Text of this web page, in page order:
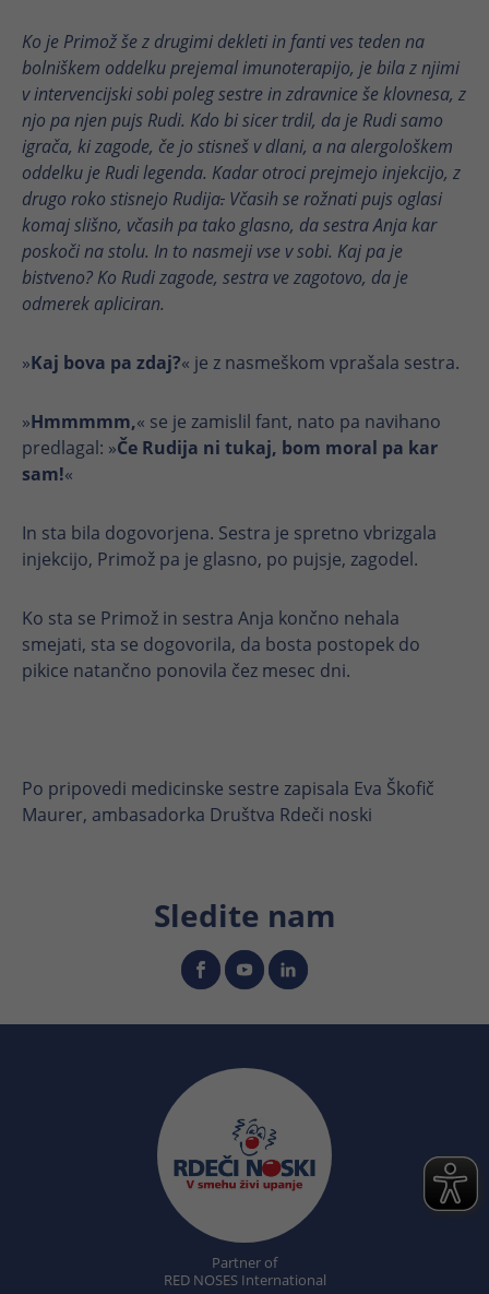
Ko je Primož še z drugimi dekleti in fanti ves teden na
bolniškem oddelku prejemal imunoterapijo, je bila z njimi
v intervencijski sobi poleg sestre in zdravnice še klovnesa, z
njo pa njen pujs Rudi. Kdo bi sicer trdil, da je Rudi samo
igrača, ki zagode, če jo stisneš v dlani, a na alergološkem
oddelku je Rudi legenda. Kadar otroci prejmejo injekcijo, z
drugo roko stisnejo Rudija. Včasih se rožnati pujs oglasi
komaj slišno, včasih pa tako glasno, da sestra Anja kar
poskoči na stolu. In to nasmeji vse v sobi. Kaj pa je
bistveno? Ko Rudi zagode, sestra ve zagotovo, da je
odmerek apliciran.
»Kaj bova pa zdaj?« je z nasmeškom vprašala sestra.
»Hmmmmm,« se je zamislil fant, nato pa navihano
predlagal: »Če Rudija ni tukaj, bom moral pa kar
sam!«
In sta bila dogovorjena. Sestra je spretno vbrizgala
injekcijo, Primož pa je glasno, po pujsje, zagodel.
Ko sta se Primož in sestra Anja končno nehala
smejati, sta se dogovorila, da bosta postopek do
pikice natančno ponovila čez mesec dni.
Po pripovedi medicinske sestre zapisala Eva Škofič
Maurer, ambasadorka Društva Rdeči noski
Sledite nam
Partner of
RED NOSES International
trajanje Seja
Namen
Piškotek, ki ga nastavi Cloudflare za
identifikacijo uporabnikove seje in
upravljanje omejitev poizvedb.
Omogoča razlikovanje med prometom
uporabnikov in morebitnimi zlorabami
ter zagotavlja stabilno delovanje
storitev, ki temeljijo na infrastrukturi
Cloudflare – v tem primeru vgrajenega
obrazca s spletne strani sibforms.com.
Ponudnik Google
1 minuta
Namen
Zmanjša število zahtevkov, da se omeji
zbiranje podatkov na spletnih straneh z
visokim prometom
Ime _gid
Ponudnik Google
v 24-urnem časovnem oknu